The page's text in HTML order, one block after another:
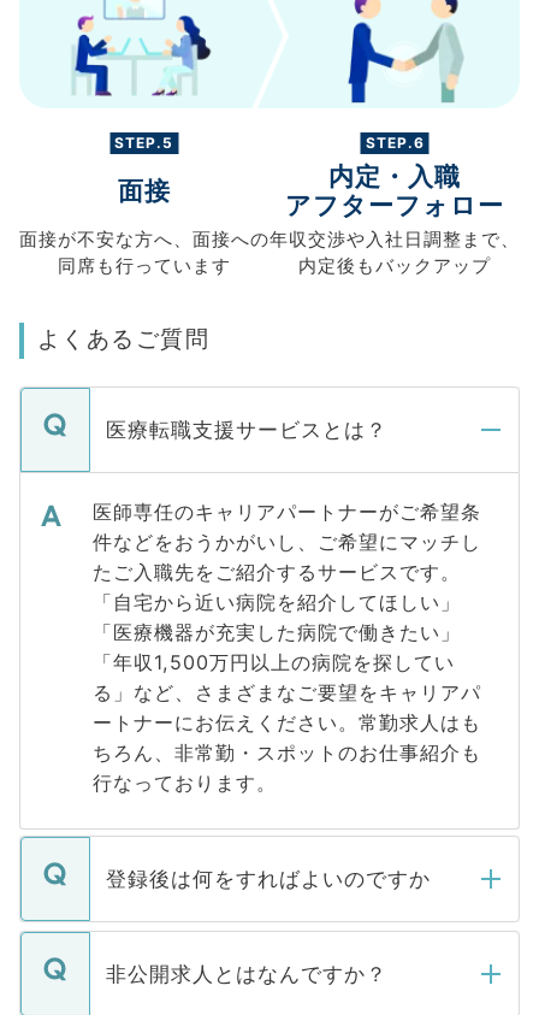
STEP.5
面接
面接が不安な方へ、 面接への
同席も行っています
STEP.6
内定・入職
アフターフォロー
年収交渉や入社日調整まで、
内定後もバックアップ
よくあるご質問
医療転職支援サービスとは？
医師専任のキャリアパートナーがご希望条
件などをおうかがいし、ご希望にマッチし
たご入職先をご紹介するサービスです。
「自宅から近い病院を紹介してほしい」
「医療機器が充実した病院で働きたい」
「年収1,500万円以上の病院を探してい
る」など、さまざまなご要望をキャリアパ
ートナーにお伝えください。常勤求人はも
ちろん、非常勤・スポットのお仕事紹介も
行なっております。
登録後は何をすればよいのですか
ご登録いただきましたら、弊社担当者がご
登録内容を確認し、その後メールもしくは
非公開求人とはなんですか？